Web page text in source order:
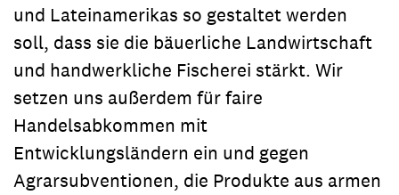
und Lateinamerikas so gestaltet werden
soll, dass sie die bäuerliche Landwirtschaft
und handwerkliche Fischerei stärkt. Wir
setzen uns außerdem für faire
Handelsabkommen mit
Entwicklungsländern ein und gegen
Agrarsubventionen, die Produkte aus armen